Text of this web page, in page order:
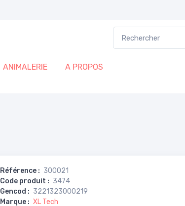
ANIMALERIE A PROPOS
Référence : 300021
Code produit : 3474
Gencod : 3221323000219
Marque : XL Tech